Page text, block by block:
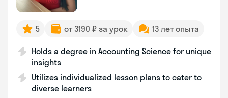
5 от 3190 ₽ за урок 13 лет опыта
Holds a degree in Accounting Science for unique
insights
Utilizes individualized lesson plans to cater to
diverse learners